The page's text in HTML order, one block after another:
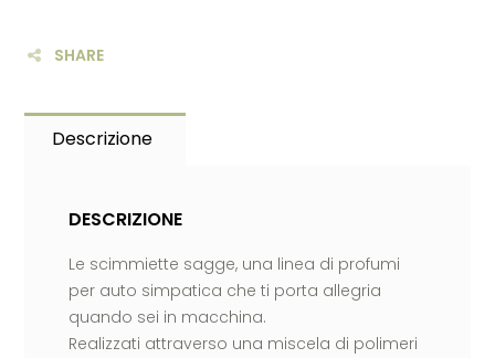
SHARE
Descrizione
DESCRIZIONE
Le scimmiette sagge, una linea di profumi
per auto simpatica che ti porta allegria
quando sei in macchina.
Realizzati attraverso una miscela di polimeri